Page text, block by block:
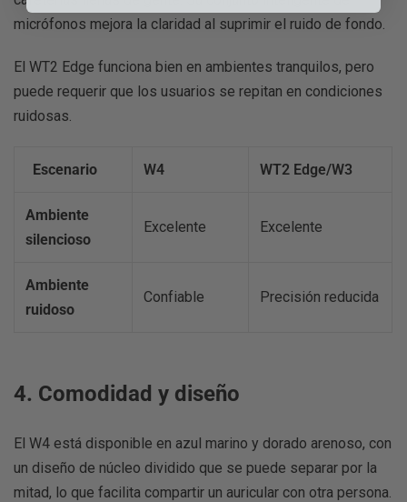
micrófonos mejora la claridad al suprimir el ruido de fondo.
El WT2 Edge funciona bien en ambientes tranquilos, pero
puede requerir que los usuarios se repitan en condiciones
ruidosas.
Escenario W4 WT2 Edge/W3
Ambiente
silencioso
Excelente Excelente
Ambiente
ruidoso
Confiable Precisión reducida
4. Comodidad y diseño
El W4 está disponible en azul marino y dorado arenoso, con
un diseño de núcleo dividido que se puede separar por la
mitad, lo que facilita compartir un auricular con otra persona.